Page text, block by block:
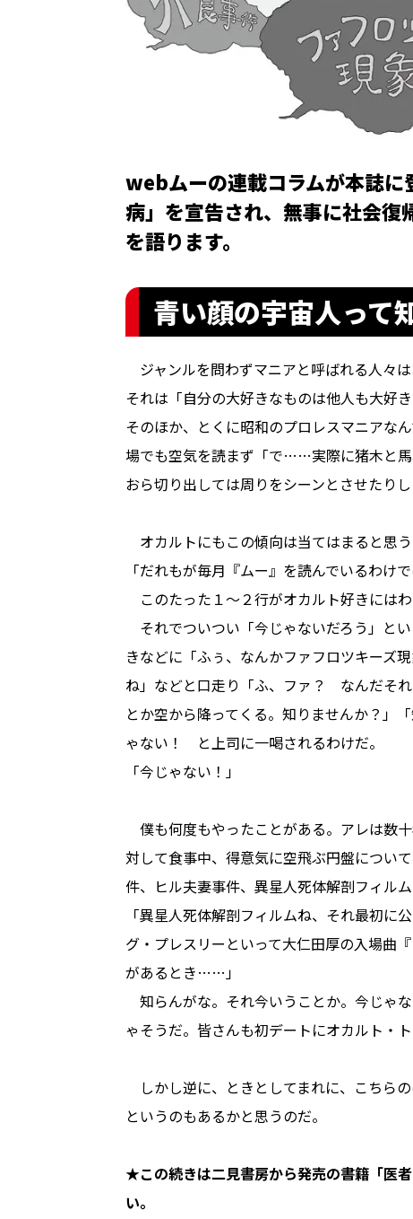
webムーの連載コラムが本誌
病」を宣告され、無事に社会復
を語ります。
青い顔の宇宙人って
ジャンルを問わずマニアと呼ばれる人々
それは「自分の大好きなものは他人も大好
そのほか、とくに昭和のプロレスマニアな
場でも空気を読まず「で……実際に猪木と
おら切り出しては周りをシーンとさせたり
オカルトにもこの傾向は当てはまると思う
「だれもが毎月『ムー』を読んでいるわけで
このたった１～２行がオカルト好きにはわ
それでついつい「今じゃないだろう」と
きなどに「ふぅ、なんかファフロツキーズ
ね」などと口走り「ふ、ファ？ なんだそ
とか空から降ってくる。知りませんか？」
ゃない！ と上司に一喝されるわけだ。
「今じゃない！」
僕も何度もやったことがある。アレは数
対して食事中、得意気に空飛ぶ円盤につい
件、ヒル夫妻事件、異星人死体解剖フィルム
「異星人死体解剖フィルムね、それ最初に
グ・プレスリーといって大仁田厚の入場曲
があるとき……」
知らんがな。それ今いうことか。今じゃ
ゃそうだ。皆さんも初デートにオカルト・
しかし逆に、ときとしてまれに、こちら
というのもあるかと思うのだ。
★この続きは二見書房から発売の書籍「医
い。